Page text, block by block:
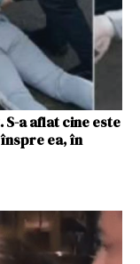
a aflat cine este
ea, în